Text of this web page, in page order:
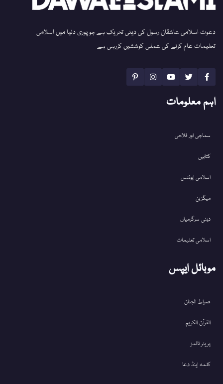
دعوت اسلامی عاشقان رسول کی دینی تحریک ہے جو پوری دنیا میں اسلامی
تعلیمات عام کرنے کی عملی کوششیں کررہی ہے
اہم معلومات
سماجی اور فلاحی
کتابیں
اسلامی ایونٹس
میگزین
دینی سرگرمیاں
اسلامی تعلیمات
موبائل ایپس
صراط الجنان
القرآن الکریم
پریئر ٹائمز
کلمہ اینڈ دعا